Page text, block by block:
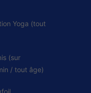
Yoga (tout
(sur
/ tout âge)